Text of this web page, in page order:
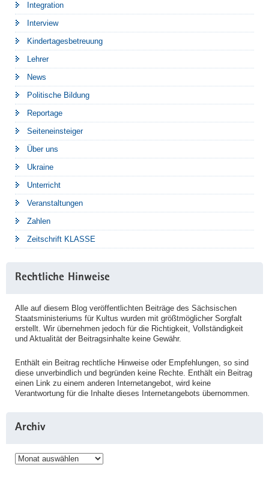
Integration
Interview
Kindertagesbetreuung
Lehrer
News
Politische Bildung
Reportage
Seiteneinsteiger
Über uns
Ukraine
Unterricht
Veranstaltungen
Zahlen
Zeitschrift KLASSE
Rechtliche Hinweise
Alle auf diesem Blog veröffentlichten Beiträge des Sächsischen
Staatsministeriums für Kultus wurden mit größtmöglicher Sorgfalt
erstellt. Wir übernehmen jedoch für die Richtigkeit, Vollständigkeit
und Aktualität der Beitragsinhalte keine Gewähr.
Enthält ein Beitrag rechtliche Hinweise oder Empfehlungen, so sind
diese unverbindlich und begründen keine Rechte. Enthält ein Beitrag
einen Link zu einem anderen Internetangebot, wird keine
Verantwortung für die Inhalte dieses Internetangebots übernommen.
Archiv
Archiv